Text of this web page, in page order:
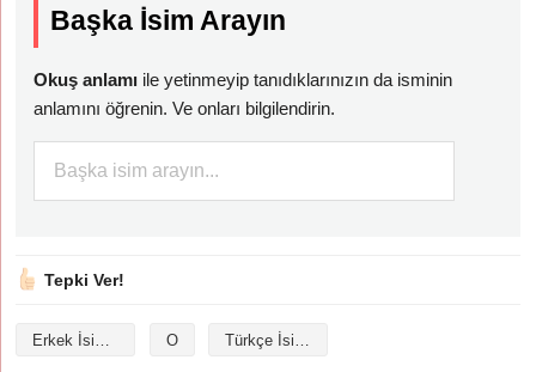
Başka İsim Arayın
Okuş anlamı ile yetinmeyip tanıdıklarınızın da isminin
anlamını öğrenin. Ve onları bilgilendirin.
Tepki Ver!
Erkek İsimleri O Türkçe İsimler